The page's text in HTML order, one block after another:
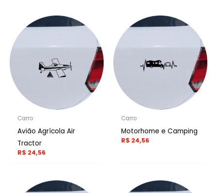
Carro
Avião Agrícola Air
Tractor
R$ 24,56
Carro
Motorhome e Camping
R$ 24,56